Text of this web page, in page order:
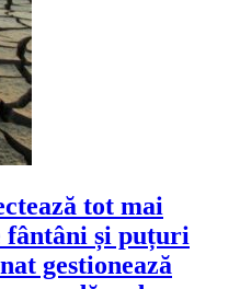
tot mai
și puțuri
gestionează